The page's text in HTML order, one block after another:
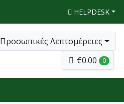
HELPDESK
Προσωπικές Λεπτομέρειες
€0.00
0